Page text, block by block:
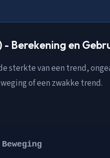
Berekening en
sterkte van een trend,
of een zwakke trend.